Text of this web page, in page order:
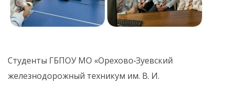
Студенты ГБПОУ МО «Орехово‑Зуевский
железнодорожный техникум им. В. И.